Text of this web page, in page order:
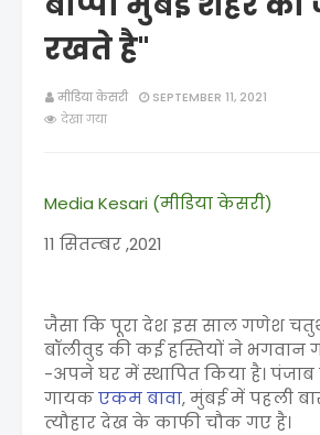
रखते है"
मीडिया केसरी
SEPTEMBER 11, 2021
देखा गया
Media Kesari (मीडिया केसरी)
11 सितम्बर ,2021
जैसा कि पूरा देश इस साल गणेश
बॉलीवुड की कई हस्तियों ने
-अपने घर में स्थापित किया है।
गायकएकम बावा, मुंबई में पहली
त्यौहार देख के काफी चौक गए है।